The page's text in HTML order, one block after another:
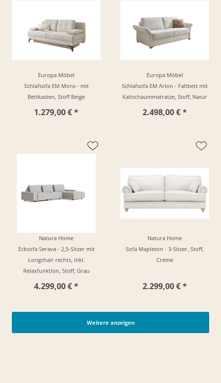
Europa Möbel
Schlafsofa EM Mons - mit
Bettkasten, Stoff Beige
1.279,00 € *
Europa Möbel
Schlafsofa EM Arlon - Faltbett mit
Kaltschaummatratze, Stoff, Natur
2.498,00 € *
Natura Home
Ecksofa Serava - 2,5-Sitzer mit
Longchair rechts, inkl.
Relaxfunktion, Stoff, Grau
4.299,00 € *
Natura Home
Sofa Mapleton - 3-Sitzer, Stoff,
Creme
2.299,00 € *
Weitere anzeigen